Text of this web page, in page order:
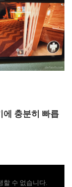
에 충분히 빠릅
할 수 없습니다.